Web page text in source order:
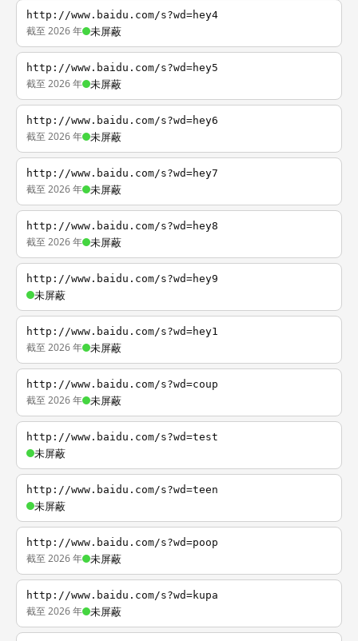
http://www.baidu.com/s?wd=hey4
截至 2026 年 未屏蔽
http://www.baidu.com/s?wd=hey5
截至 2026 年 未屏蔽
http://www.baidu.com/s?wd=hey6
截至 2026 年 未屏蔽
http://www.baidu.com/s?wd=hey7
截至 2026 年 未屏蔽
http://www.baidu.com/s?wd=hey8
截至 2026 年 未屏蔽
http://www.baidu.com/s?wd=hey9
未屏蔽
http://www.baidu.com/s?wd=hey1
截至 2026 年 未屏蔽
http://www.baidu.com/s?wd=coup
截至 2026 年 未屏蔽
http://www.baidu.com/s?wd=test
未屏蔽
http://www.baidu.com/s?wd=teen
未屏蔽
http://www.baidu.com/s?wd=poop
截至 2026 年 未屏蔽
http://www.baidu.com/s?wd=kupa
截至 2026 年 未屏蔽